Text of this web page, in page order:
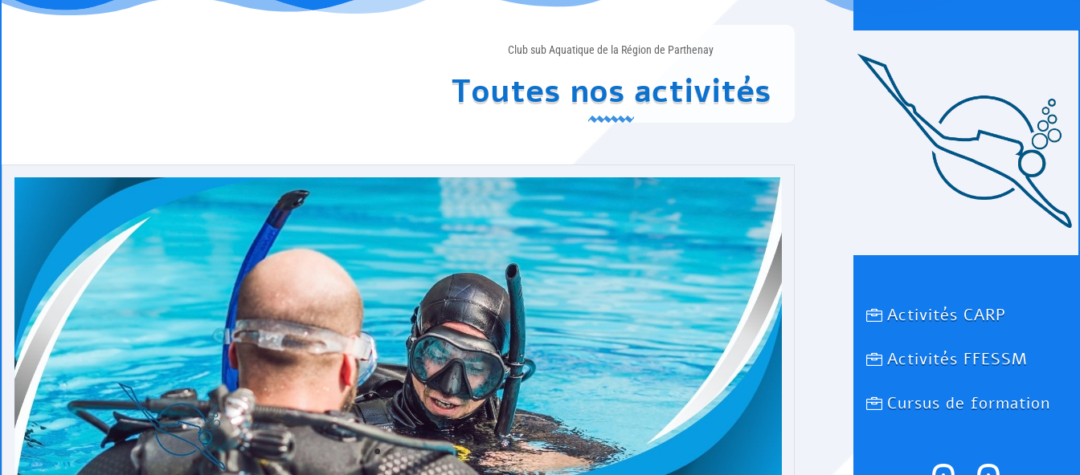
Club sub Aquatique de la Région de Parthenay
Toutes nos activités
Activités CARP
Activités FFESSM
Cursus de formation